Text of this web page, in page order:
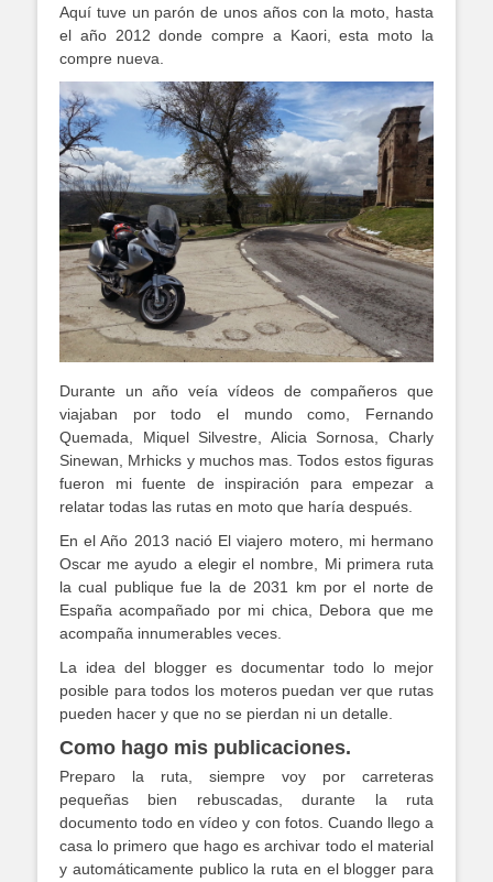
Aquí tuve un parón de unos años con la moto, hasta
el año 2012 donde compre a Kaori, esta moto la
compre nueva.
Durante un año veía vídeos de compañeros que
viajaban por todo el mundo como, Fernando
Quemada, Miquel Silvestre, Alicia Sornosa, Charly
Sinewan, Mrhicks y muchos mas. Todos estos figuras
fueron mi fuente de inspiración para empezar a
relatar todas las rutas en moto que haría después.
En el Año 2013 nació El viajero motero, mi hermano
Oscar me ayudo a elegir el nombre, Mi primera ruta
la cual publique fue la de 2031 km por el norte de
España acompañado por mi chica, Debora que me
acompaña innumerables veces.
La idea del blogger es documentar todo lo mejor
posible para todos los moteros puedan ver que rutas
pueden hacer y que no se pierdan ni un detalle.
Como hago mis publicaciones.
Preparo la ruta, siempre voy por carreteras
pequeñas bien rebuscadas, durante la ruta
documento todo en vídeo y con fotos. Cuando llego a
casa lo primero que hago es archivar todo el material
y automáticamente publico la ruta en el blogger para